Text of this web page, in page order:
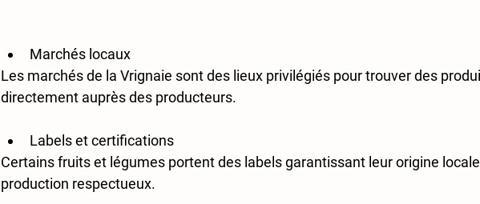
Marchés locaux
Les marchés de la Vrignaie sont des lieux privilégiés pour trouver des
directement auprès des producteurs.
Labels et certifications
Certains fruits et légumes portent des labels garantissant leur origine
production respectueux.